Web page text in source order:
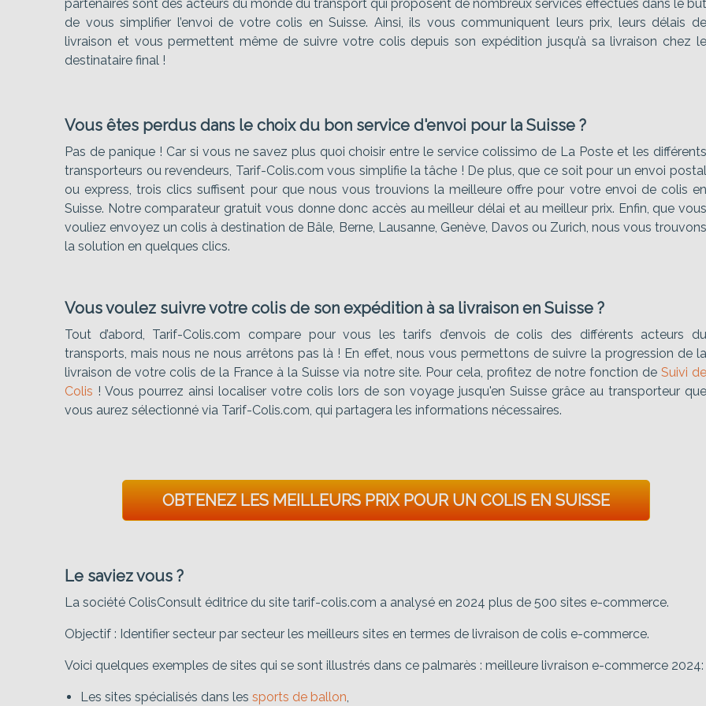
partenaires sont des acteurs du monde du transport qui proposent de nombreux services effectués dans le but
de vous simplifier l’envoi de votre colis en Suisse. Ainsi, ils vous communiquent leurs prix, leurs délais de
livraison et vous permettent même de suivre votre colis depuis son expédition jusqu’à sa livraison chez le
destinataire final !
Vous êtes perdus dans le choix du bon service d'envoi pour la Suisse ?
Pas de panique ! Car si vous ne savez plus quoi choisir entre le service colissimo de La Poste et les différents
transporteurs ou revendeurs, Tarif-Colis.com vous simplifie la tâche ! De plus, que ce soit pour un envoi postal
ou express, trois clics suffisent pour que nous vous trouvions la meilleure offre pour votre envoi de colis en
Suisse. Notre comparateur gratuit vous donne donc accès au meilleur délai et au meilleur prix. Enfin, que vous
vouliez envoyez un colis à destination de Bâle, Berne, Lausanne, Genève, Davos ou Zurich, nous vous trouvons
la solution en quelques clics.
Vous voulez suivre votre colis de son expédition à sa livraison en Suisse ?
Tout d’abord, Tarif-Colis.com compare pour vous les tarifs d’envois de colis des différents acteurs du
transports, mais nous ne nous arrêtons pas là ! En effet, nous vous permettons de suivre la progression de la
livraison de votre colis de la France à la Suisse via notre site. Pour cela, profitez de notre fonction de Suivi de
Colis ! Vous pourrez ainsi localiser votre colis lors de son voyage jusqu'en Suisse grâce au transporteur que
vous aurez sélectionné via Tarif-Colis.com, qui partagera les informations nécessaires.
OBTENEZ LES MEILLEURS PRIX POUR UN COLIS EN SUISSE
Le saviez vous ?
La société ColisConsult éditrice du site tarif-colis.com a analysé en 2024 plus de 500 sites e-commerce.
Objectif : Identifier secteur par secteur les meilleurs sites en termes de livraison de colis e-commerce.
Voici quelques exemples de sites qui se sont illustrés dans ce palmarès : meilleure livraison e-commerce 2024:
Les sites spécialisés dans les sports de ballon,